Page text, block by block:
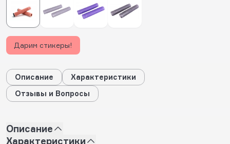
Дарим стикеры!
Описание
Характеристики
Отзывы и Вопросы
Описание
Характеристики